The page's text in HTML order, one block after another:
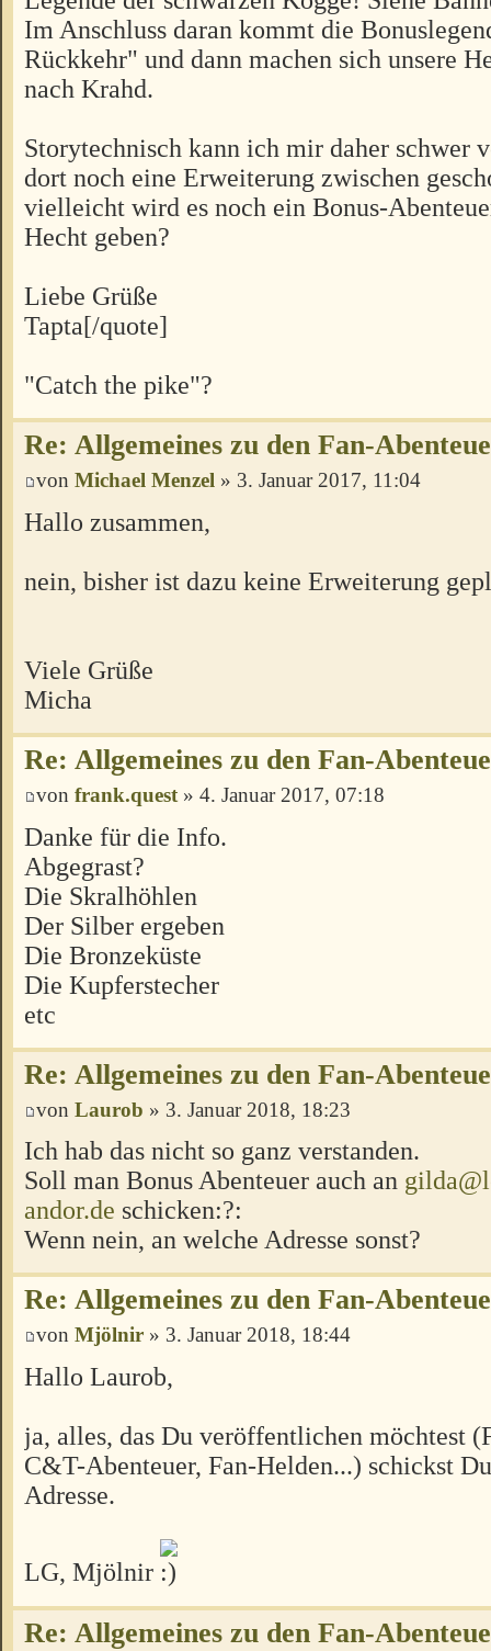
Im Anschluss daran kommt die
Rückkehr" und dann machen sich unsere
nach Krahd.
Storytechnisch kann ich mir daher schwer
dort noch eine Erweiterung zwischen
vielleicht wird es noch ein Bonus-
Hecht geben?
Liebe Grüße
Tapta[/quote]
"Catch the pike"?
Re: Allgemeines zu den Fan-
von Michael Menzel » 3. Januar 2017, 11:04
Hallo zusammen,
nein, bisher ist dazu keine Erweiterung
Viele Grüße
Micha
Re: Allgemeines zu den Fan-
von frank.quest » 4. Januar 2017, 07:18
Danke für die Info.
Abgegrast?
Die Skralhöhlen
Der Silber ergeben
Die Bronzeküste
Die Kupferstecher
etc
Re: Allgemeines zu den Fan-
von Laurob » 3. Januar 2018, 18:23
Ich hab das nicht so ganz verstanden.
Soll man Bonus Abenteuer auch an
andor.de schicken:?:
Wenn nein, an welche Adresse sonst?
Re: Allgemeines zu den Fan-
von Mjölnir » 3. Januar 2018, 18:44
Hallo Laurob,
ja, alles, das Du veröffentlichen möchtest
C&T-Abenteuer, Fan-Helden...) schickst
Adresse.
LG, Mjölnir
Re: Allgemeines zu den Fan-